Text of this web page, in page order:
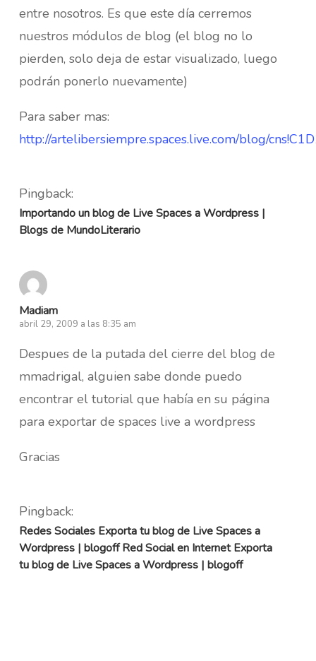
entre nosotros. Es que este día cerremos
nuestros módulos de blog (el blog no lo
pierden, solo deja de estar visualizado, luego
podrán ponerlo nuevamente)
Para saber mas:
http://artelibersiempre.spaces.live.com/blog/
Pingback:
Importando un blog de Live Spaces a Wordpress |
Blogs de MundoLiterario
Madiam
abril 29, 2009 a las 8:35 am
Despues de la putada del cierre del blog de
mmadrigal, alguien sabe donde puedo
encontrar el tutorial que había en su página
para exportar de spaces live a wordpress
Gracias
Pingback:
Redes Sociales Exporta tu blog de Live Spaces a
Wordpress | blogoff Red Social en Internet Exporta
tu blog de Live Spaces a Wordpress | blogoff